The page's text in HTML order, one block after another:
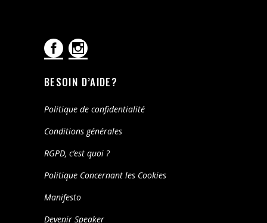
BESOIN D’AIDE?
Politique de confidentialité
Conditions générales
RGPD, c’est quoi ?
Politique Concernant les Cookies
Manifesto
Devenir Speaker